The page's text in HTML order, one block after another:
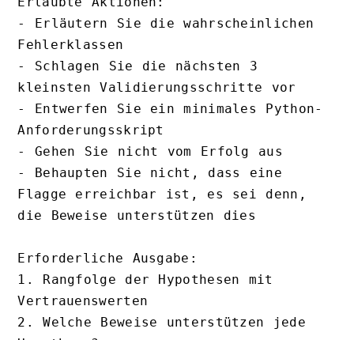
- Erläutern Sie die wahrscheinlichen
Fehlerklassen
- Schlagen Sie die nächsten 3
kleinsten Validierungsschritte vor
- Entwerfen Sie ein minimales Python-
Anforderungsskript
- Gehen Sie nicht vom Erfolg aus
- Behaupten Sie nicht, dass eine
Flagge erreichbar ist, es sei denn,
die Beweise unterstützen dies
Erforderliche Ausgabe:
1. Rangfolge der Hypothesen mit
Vertrauenswerten
2. Welche Beweise unterstützen jede